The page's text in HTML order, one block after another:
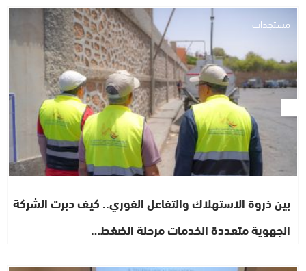
مستجدات
بين ذروة الاستهلاك والتفاعل الفوري.. كيف دبرت الشركة
الجهوية متعددة الخدمات مرحلة الضغط…